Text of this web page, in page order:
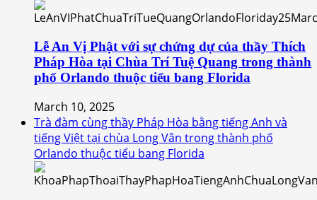
Lễ An Vị Phật với sự chứng dự của thầy Thích
Pháp Hòa tại Chùa Trí Tuệ Quang trong thành
phố Orlando thuộc tiểu bang Florida
March 10, 2025
Trà đàm cùng thầy Pháp Hòa bằng tiếng Anh và
tiếng Việt tại chùa Long Vân trong thành phố
Orlando thuộc tiểu bang Florida